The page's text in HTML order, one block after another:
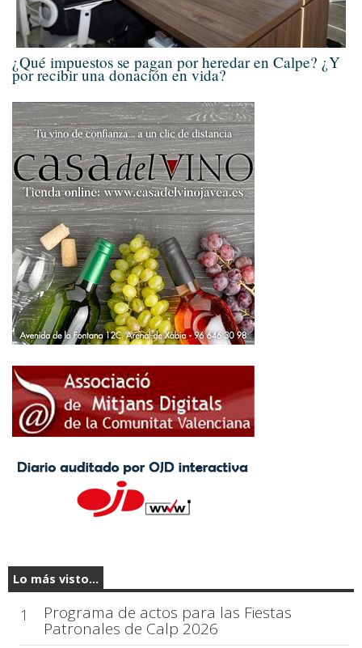
¿Qué impuestos se pagan por heredar en Calpe? ¿Y
por recibir una donación en vida?
Lo más visto...
1 Programa de actos para las Fiestas
Patronales de Calp 2026